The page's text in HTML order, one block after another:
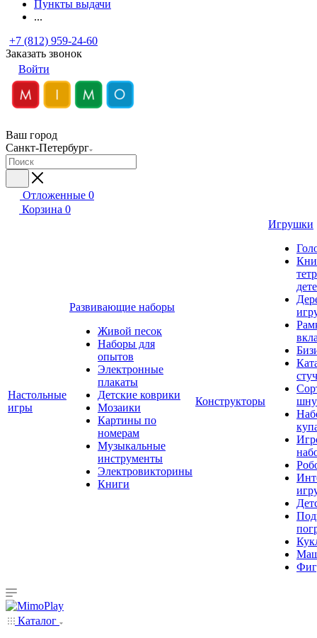
Пункты выдачи
...
+7 (812) 959-24-60
Заказать звонок
Войти
Ваш город
Санкт-Петербург
Отложенные 0
Корзина 0
Настольные
игры
Развивающие наборы
Живой песок
Наборы для
опытов
Электронные
плакаты
Детские коврики
Мозаики
Картины по
номерам
Музыкальные
инструменты
Электровикторины
Книги
Конструкторы
Игрушки
Каталог